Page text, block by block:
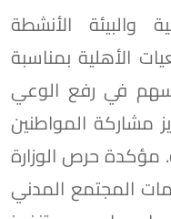
والبيئة الأنشطة
الأهلية بمناسبة
تسهم في رفع الوعي
مشاركة المواطنين
مؤكدة حرص الوزارة
المجتمع المدني